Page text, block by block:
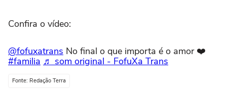
Confira o vídeo:
@fofuxatrans No final o que importa é o amor ❤️
#familia ♬ som original - FofuXa Trans
Fonte: Redação Terra